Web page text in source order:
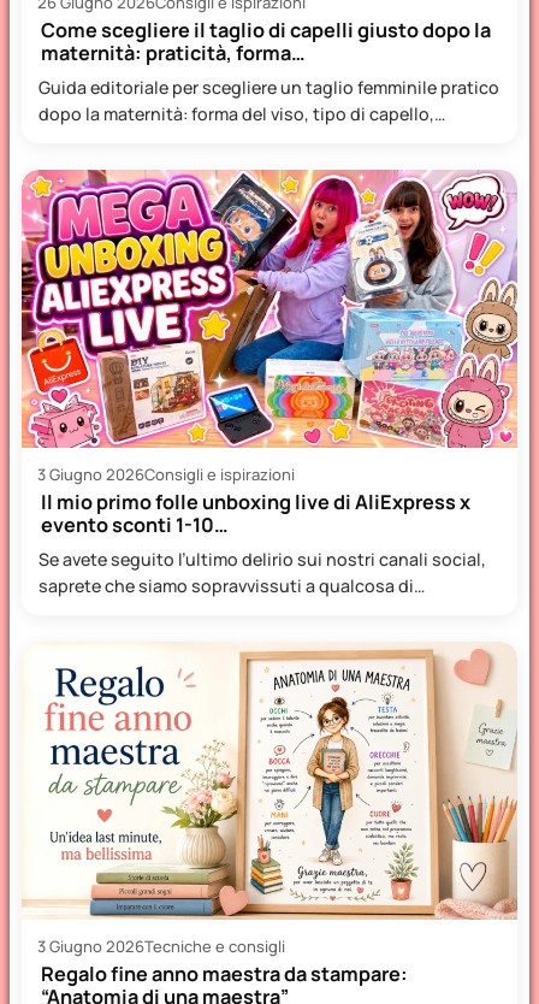
Come scegliere il taglio di capelli giusto dopo la
maternità: praticità, forma…
Guida editoriale per scegliere un taglio femminile pratico
dopo la maternità: forma del viso, tipo di capello,
3 Giugno 2026Consigli e ispirazioni
Il mio primo folle unboxing live di AliExpress x
evento sconti 1-10…
Se avete seguito l’ultimo delirio sui nostri canali social,
saprete che siamo sopravvissuti a qualcosa di
3 Giugno 2026Tecniche e consigli
Regalo fine anno maestra da stampare:
“Anatomia di una maestra”